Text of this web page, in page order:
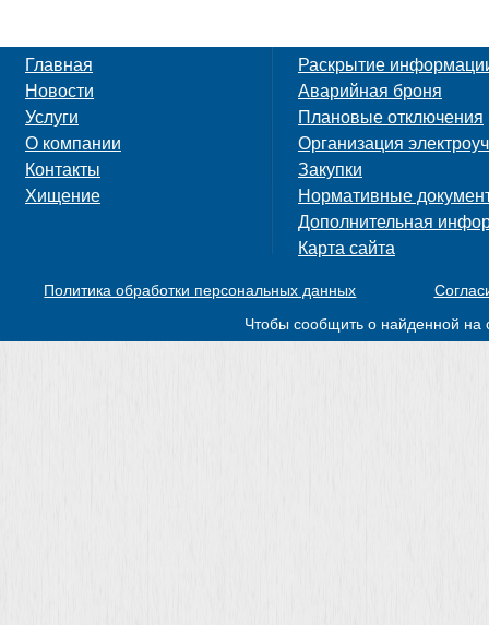
Главная
Новости
Услуги
О компании
Контакты
Хищение
Раскрытие
Аварийная броня
Плановые отключения
Организация
Закупки
Нормативные
Дополнительная
Карта сайта
Политика обработки персональных данных
Чтобы сообщить о найденной на